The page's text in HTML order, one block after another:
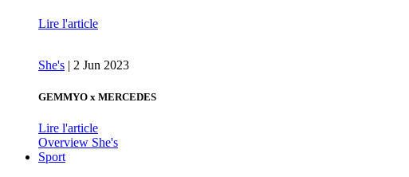
Lire l'article
She's | 2 Jun 2023
GEMMYO x MERCEDES
Lire l'article
Overview She's
Sport